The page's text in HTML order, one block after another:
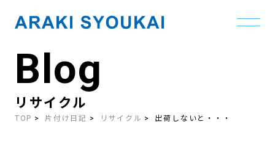
contentBlog
リサイクル
TOP 片付け日記 リサイクル 出荷しないと・・・